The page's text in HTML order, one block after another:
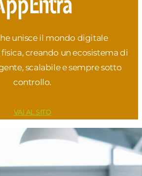
unisce il mondo digitale
creando un ecosistema di
scalabile e sempre sotto
controllo.
VAI AL SITO